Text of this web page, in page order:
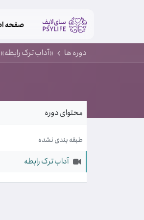
صفحه
دوره ها «آداب ترک رابطه»
محتوای دوره
طبقه بندی نشده
آداب ترک رابطه